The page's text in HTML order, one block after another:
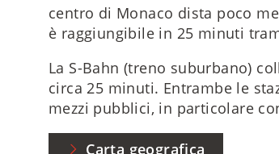
centro di Monaco dista poco
è raggiungibile in 25 minuti
La S-Bahn (treno suburbano)
circa 25 minuti. Entrambe le
mezzi pubblici, in particolare
Carta geografica